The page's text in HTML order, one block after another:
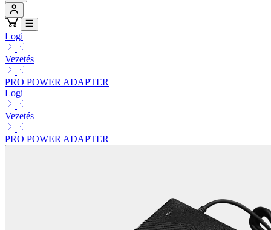
Logi
Vezetés
PRO POWER ADAPTER
Logi
Vezetés
PRO POWER ADAPTER